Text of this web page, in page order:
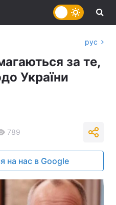
рус
за те,
України
789
на нас в Google